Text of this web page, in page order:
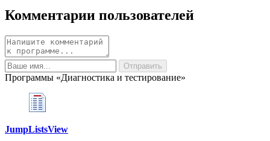
Комментарии пользователей
Программы «Диагностика и тестирование»
JumpListsView